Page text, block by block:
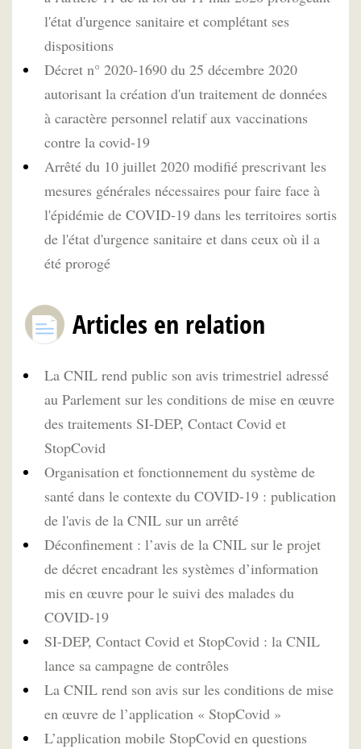
l'état d'urgence sanitaire et complétant ses
dispositions
Décret n° 2020-1690 du 25 décembre 2020
autorisant la création d'un traitement de données
à caractère personnel relatif aux vaccinations
contre la covid-19
Arrêté du 10 juillet 2020 modifié prescrivant les
mesures générales nécessaires pour faire face à
l'épidémie de COVID-19 dans les territoires sortis
de l'état d'urgence sanitaire et dans ceux où il a
été prorogé
Articles en relation
La CNIL rend public son avis trimestriel adressé
au Parlement sur les conditions de mise en œuvre
des traitements SI-DEP, Contact Covid et
StopCovid
Organisation et fonctionnement du système de
santé dans le contexte du COVID-19 : publication
de l'avis de la CNIL sur un arrêté
Déconfinement : l’avis de la CNIL sur le projet
de décret encadrant les systèmes d’information
mis en œuvre pour le suivi des malades du
COVID-19
SI-DEP, Contact Covid et StopCovid : la CNIL
lance sa campagne de contrôles
La CNIL rend son avis sur les conditions de mise
en œuvre de l’application « StopCovid »
L’application mobile StopCovid en questions